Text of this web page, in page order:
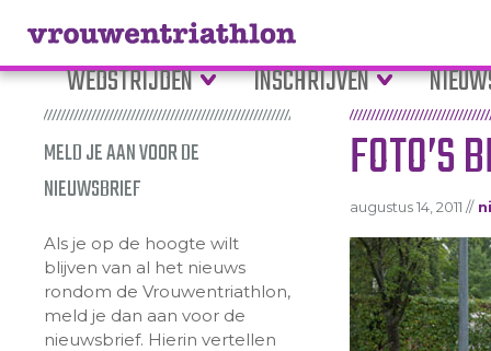
WEDSTRIJDEN INSCHRIJVEN
MELD JE AAN VOOR DE
NIEUWSBRIEF
Als je op de hoogte wilt
blijven van al het nieuws
rondom de Vrouwentriathlon,
meld je dan aan voor de
nieuwsbrief. Hierin vertellen
FOTO’S
augustus 14, 2011 //